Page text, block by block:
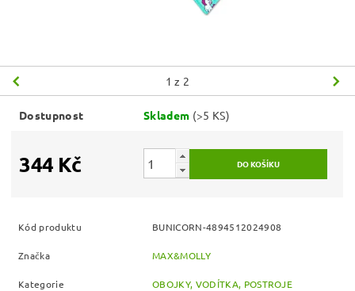
1 z 2
Dostupnost Skladem (>5 KS)
344 Kč
Kód produktu BUNICORN-4894512024908
Značka MAX&MOLLY
Kategorie OBOJKY, VODÍTKA, POSTROJE